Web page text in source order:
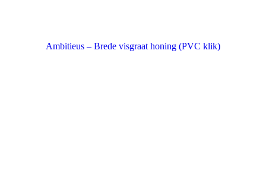
Ambitieus – Brede visgraat honing (PVC klik)